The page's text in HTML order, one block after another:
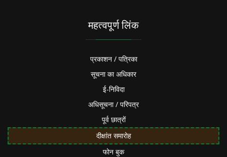
महत्वपूर्ण लिंक
प्रकाशन / पत्रिका
सूचना का अधिकार
ई-निविदा
अधिसूचना / परिपत्र
पूर्व छात्रों
दीक्षांत समारोह
फोन बुक